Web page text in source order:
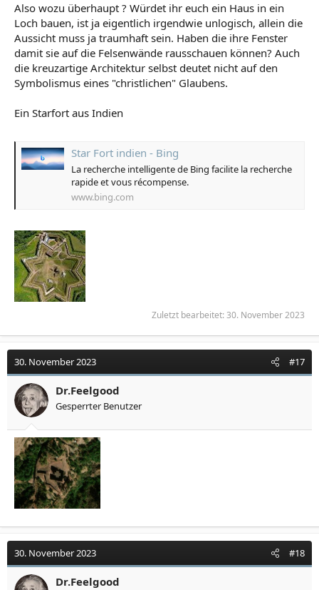
Also wozu überhaupt ? Würdet ihr euch ein Haus in ein
Loch bauen, ist ja eigentlich irgendwie unlogisch, allein die
Aussicht muss ja traumhaft sein. Haben die ihre Fenster
damit sie auf die Felsenwände rausschauen können? Auch
die kreuzartige Architektur selbst deutet nicht auf den
Symbolismus eines "christlichen" Glaubens.
Ein Starfort aus Indien
Star Fort indien - Bing
La recherche intelligente de Bing facilite la recherche
rapide et vous récompense.
www.bing.com
Zuletzt bearbeitet: 30. November 2023
30. November 2023 #17
Dr.Feelgood
Gesperrter Benutzer
30. November 2023 #18
Dr.Feelgood